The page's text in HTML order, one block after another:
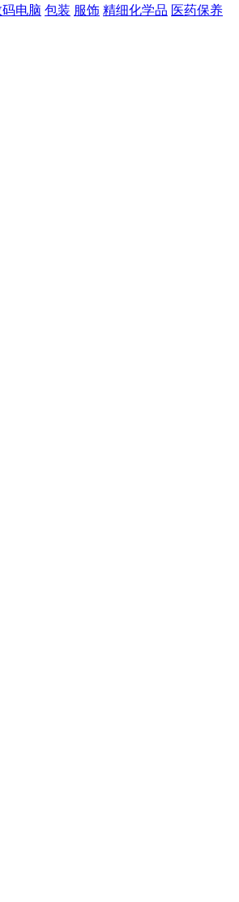
电脑 包装 服饰 精细化学品 医药保养